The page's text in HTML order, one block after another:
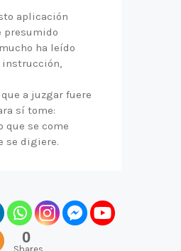
aplicación
presumido
ha leído
instrucción,
a juzgar fuere
sí tome:
que se come
se digiere.
0